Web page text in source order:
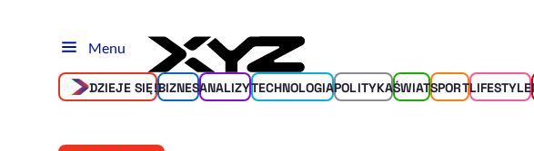
Menu
DZIEJE SIĘ!BIZNESANALIZYTECHNOLOGIAPOLITYKAŚWIATSPORTLIFESTYLE